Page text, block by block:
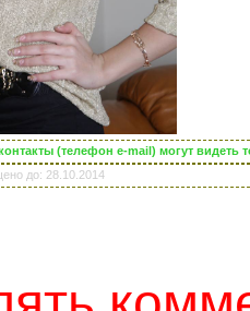
(телефон e-mail) могут видеть
до: 28.10.2014